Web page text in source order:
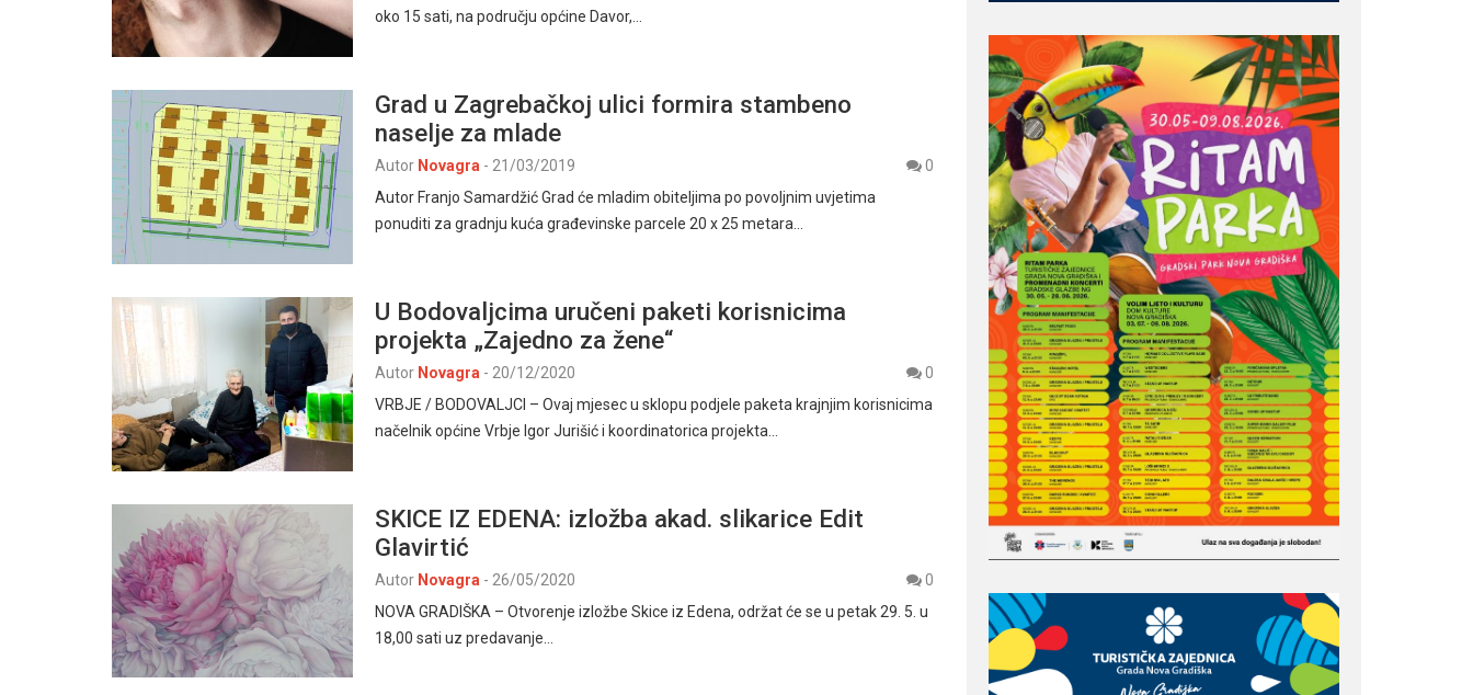
oko 15 sati, na području općine Davor,…
Grad u Zagrebačkoj ulici formira stambeno
naselje za mlade
Autor Novagra - 21/03/2019
0
Autor Franjo Samardžić Grad će mladim obiteljima po povoljnim uvjetima
ponuditi za gradnju kuća građevinske parcele 20 x 25 metara…
U Bodovaljcima uručeni paketi korisnicima
projekta „Zajedno za žene“
Autor Novagra - 20/12/2020
0
VRBJE / BODOVALJCI – Ovaj mjesec u sklopu podjele paketa krajnjim korisnicima
načelnik općine Vrbje Igor Jurišić i koordinatorica projekta…
SKICE IZ EDENA: izložba akad. slikarice Edit
Glavirtić
Autor Novagra - 26/05/2020
0
NOVA GRADIŠKA – Otvorenje izložbe Skice iz Edena, održat će se u petak 29. 5. u
18,00 sati uz predavanje…